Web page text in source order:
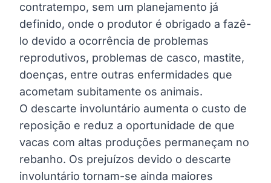
contratempo, sem um planejamento já
definido, onde o produtor é obrigado a fazê-
lo devido a ocorrência de problemas
reprodutivos, problemas de casco, mastite,
doenças, entre outras enfermidades que
acometam subitamente os animais.
O descarte involuntário aumenta o custo de
reposição e reduz a oportunidade de que
vacas com altas produções permaneçam no
rebanho. Os prejuízos devido o descarte
involuntário tornam-se ainda maiores